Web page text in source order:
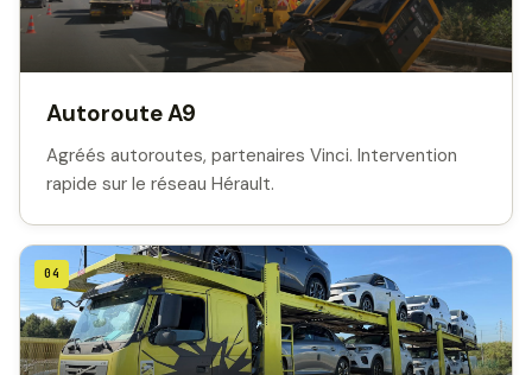
Autoroute A9
Agréés autoroutes, partenaires Vinci. Intervention
rapide sur le réseau Hérault.
04